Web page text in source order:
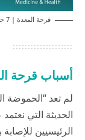
قرحة المعدة | 7 حقائق عن الأعراض، الأسباب، والعلاج 28
أسباب قرحة
لم تعد “الحموضة
الحديثة التي
الرئيسيين للإصابة